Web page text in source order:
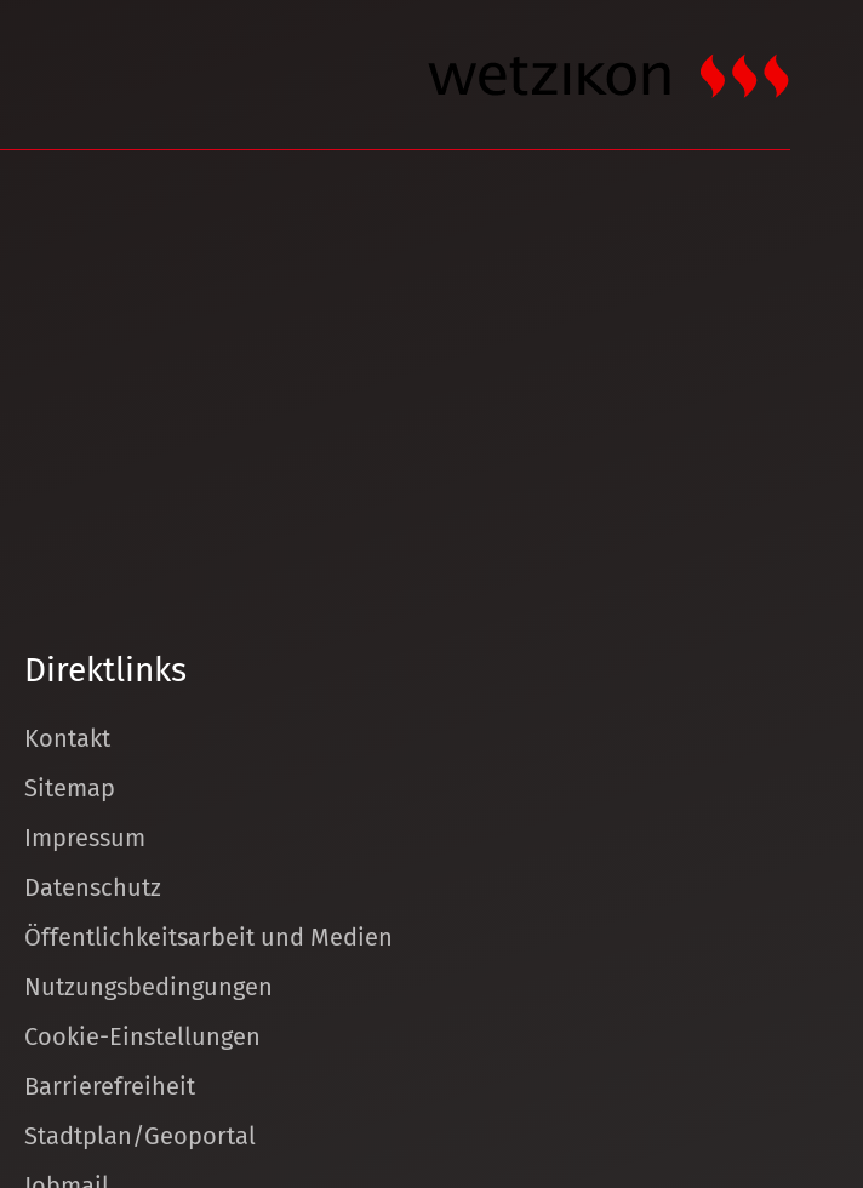
Direktlinks
Kontakt
Sitemap
Impressum
Datenschutz
Öffentlichkeitsarbeit und Medien
Nutzungsbedingungen
Cookie-Einstellungen
Barrierefreiheit
Stadtplan/Geoportal